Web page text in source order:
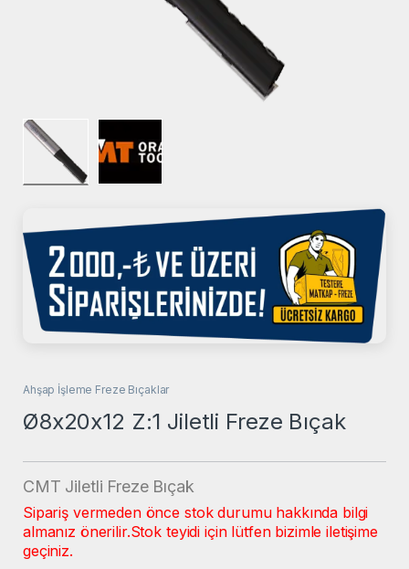
Ahşap İşleme Freze Bıçaklar
Ø8x20x12 Z:1 Jiletli Freze Bıçak
CMT Jiletli Freze Bıçak
Sipariş vermeden önce stok durumu hakkında bilgi
almanız önerilir.Stok teyidi için lütfen bizimle iletişime
geçiniz.